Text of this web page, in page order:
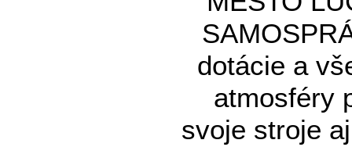
dotácie a
atmosféry
svoje stroje